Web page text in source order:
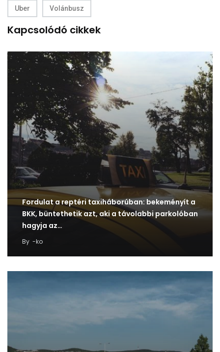
Uber Volánbusz
Kapcsolódó cikkek
Fordulat a reptéri taxiháborúban: bekeményít a
BKK, büntethetik azt, aki a távolabbi parkolóban
hagyja az…
By -ko